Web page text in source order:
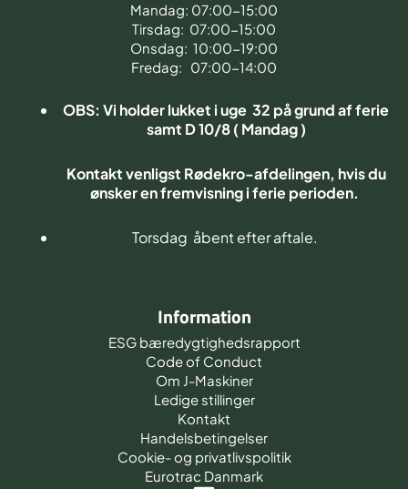
Mandag: 07:00-15:00
Tirsdag: 07:00-15:00
Onsdag: 10:00-19:00
Fredag: 07:00-14:00
OBS: Vi holder lukket i uge 32 på grund af ferie
samt D 10/8 ( Mandag )
Kontakt venligst Rødekro-afdelingen, hvis du
ønsker en fremvisning i ferie perioden.
Torsdag åbent efter aftale.
Information
ESG bæredygtighedsrapport
Code of Conduct
Om J-Maskiner
Ledige stillinger
Kontakt
Handelsbetingelser
Cookie- og privatlivspolitik
Eurotrac Danmark